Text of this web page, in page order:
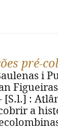
pré-
i
[S.l.] :
a